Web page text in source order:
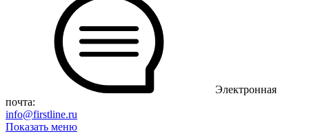
Электронная
почта:
info@firstline.ru
Показать меню